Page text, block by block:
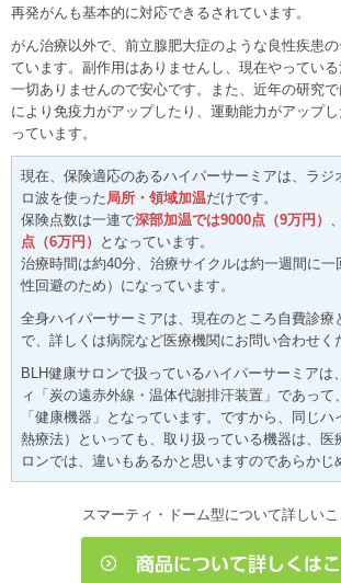
再発がんも基本的に対応できるされています。
がん治療以外で、前立腺肥大症のような良性疾患
ています。副作用はありませんし、現在やってい
一切ありませんので安心です。また、近年の研究
により免疫力がアップしたり、運動能力がアップ
っています。
現在、保険適応のあるハイパーサーミアは、ラジ
ロ波を使った 局所・領域加温だけです。
保険点数は一連で深部加温では9000点（9万円）
点（6万円）
となっています。
治療時間は約40分、治療サイクルは約一週間に
性回避のため）になっています。
全身ハイパーサーミアは、現在のところ自費診療
で、詳しくは病院など医療機関にお問い合わせく
BLH健康サロンで扱っているハイパーサーミアは
ィ「炭の遠赤外線・温体代謝排汗装置」であって
「健康機器」となっています。ですから、同じ
熱療法）といっても、取り扱っている機器は、医
ロンでは、違いもあるかと思いますのであらかじ
スマーティ・ドーム型について詳しい